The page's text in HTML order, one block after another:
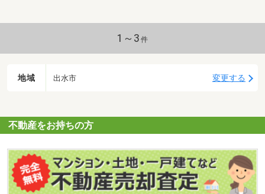
1～3 件
地域 出水市 変更する
不動産をお持ちの方